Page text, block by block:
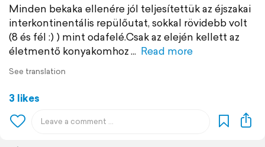
Minden bekaka ellenére jól teljesítettük az éjszakai
interkontinentális repülőutat, sokkal rövidebb volt
(8 és fél :) ) mint odafelé.Csak az elején kellett az
életmentő konyakomhoz
Read more
See translation
3 likes